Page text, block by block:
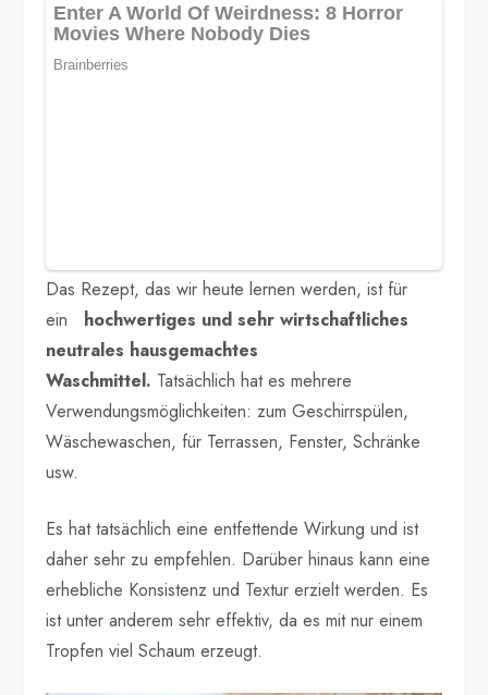
Das Rezept, das wir heute lernen werden, ist für
ein hochwertiges und sehr wirtschaftliches
neutrales hausgemachtes
Waschmittel. Tatsächlich hat es mehrere
Verwendungsmöglichkeiten: zum Geschirrspülen,
Wäschewaschen, für Terrassen, Fenster, Schränke
usw.
Es hat tatsächlich eine entfettende Wirkung und ist
daher sehr zu empfehlen. Darüber hinaus kann eine
erhebliche Konsistenz und Textur erzielt werden. Es
ist unter anderem sehr effektiv, da es mit nur einem
Tropfen viel Schaum erzeugt.